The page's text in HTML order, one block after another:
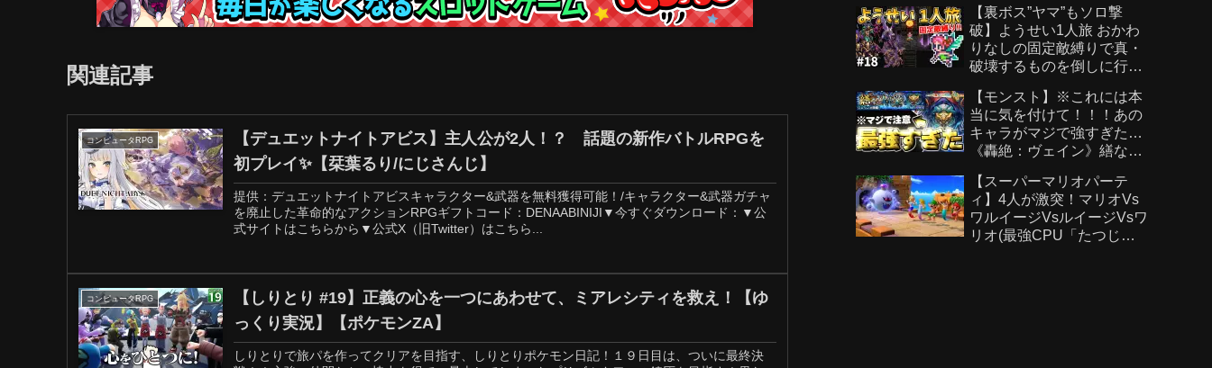
関連記事
コンピュータRPG
【デュエットナイトアビス】主人公が2人！？ 話題の新作バトルRPGを
初プレイ✨【栞葉るり/にじさんじ】
提供：デュエットナイトアビスキャラクター&武器を無料獲得可能！/キャラクター&武器ガチャ
を廃止した革命的なアクションRPGギフトコード：DENAABINIJI▼今すぐダウンロード：▼公
式サイトはこちらから▼公式X（旧Twitter）はこちら...
コンピュータRPG
【しりとり #19】正義の心を一つにあわせて、ミアレシティを救え！【ゆ
っくり実況】【ポケモンZA】
しりとりで旅パを作ってクリアを目指す、しりとりポケモン日記！１９日目は、ついに最終決
【裏ボス”ヤマ”もソロ撃
破】ようせい1人旅 おかわ
りなしの固定敵縛りで真・
破壊するものを倒しに行く
ー】
【モンスト】※これには本
当に気を付けて！！！あの
キャラがマジで強すぎた…
《轟絶：ヴェイン》繕なる
【スーパーマリオパーテ
ィ】4人が激突！マリオVs
ワルイージVsルイージVsワ
リオ(最強CPU「たつじ